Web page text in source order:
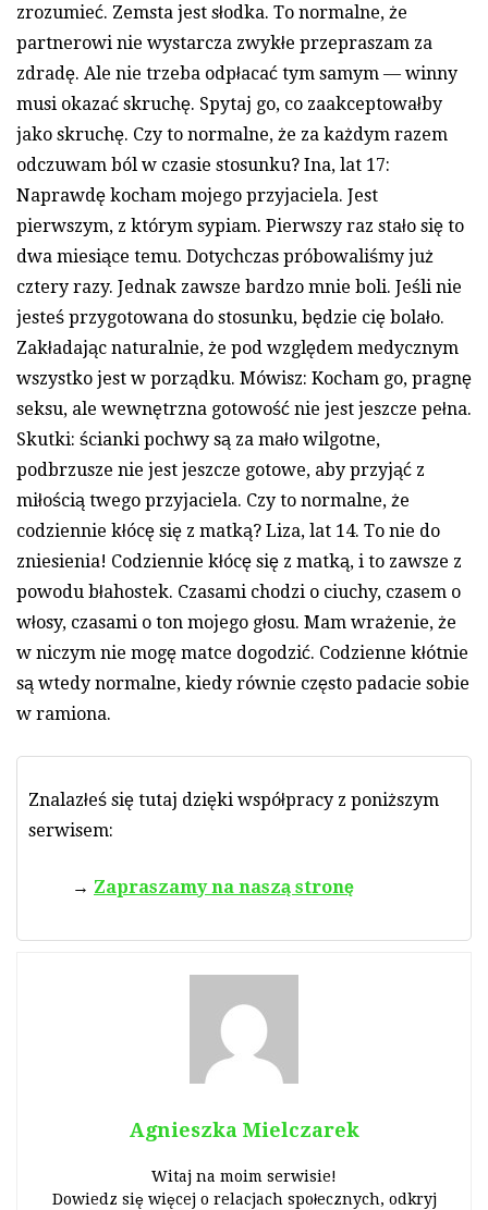
zrozumieć. Zemsta jest słodka. To normalne, że
partnerowi nie wystarcza zwykłe przepraszam za
zdradę. Ale nie trzeba odpłacać tym samym — winny
musi okazać skruchę. Spytaj go, co zaakceptowałby
jako skruchę. Czy to normalne, że za każdym razem
odczuwam ból w czasie stosunku? Ina, lat 17:
Naprawdę kocham mojego przyjaciela. Jest
pierwszym, z którym sypiam. Pierwszy raz stało się to
dwa miesiące temu. Dotychczas próbowaliśmy już
cztery razy. Jednak zawsze bardzo mnie boli. Jeśli nie
jesteś przygotowana do stosunku, będzie cię bolało.
Zakładając naturalnie, że pod względem medycznym
wszystko jest w porządku. Mówisz: Kocham go, pragnę
seksu, ale wewnętrzna gotowość nie jest jeszcze pełna.
Skutki: ścianki pochwy są za mało wilgotne,
podbrzusze nie jest jeszcze gotowe, aby przyjąć z
miłością twego przyjaciela. Czy to normalne, że
codziennie kłócę się z matką? Liza, lat 14. To nie do
zniesienia! Codziennie kłócę się z matką, i to zawsze z
powodu błahostek. Czasami chodzi o ciuchy, czasem o
włosy, czasami o ton mojego głosu. Mam wrażenie, że
w niczym nie mogę matce dogodzić. Codzienne kłótnie
są wtedy normalne, kiedy równie często padacie sobie
w ramiona.
Znalazłeś się tutaj dzięki współpracy z poniższym
serwisem:
Zapraszamy na naszą stronę
Agnieszka Mielczarek
Witaj na moim serwisie!
Dowiedz się więcej o relacjach społecznych, odkryj